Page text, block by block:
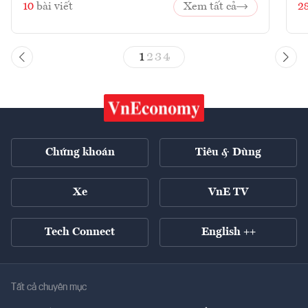
10 bài viết Xem tất cả
1 23 4
Chứng khoán Tiêu & Dùng
Xe VnE TV
Tech Connect English ++
Tất cả chuyên mục